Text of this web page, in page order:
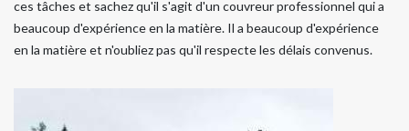
ces tâches et sachez qu'il s'agit d'un couvreur professionnel qui a
beaucoup d'expérience en la matière. Il a beaucoup d'expérience
en la matière et n'oubliez pas qu'il respecte les délais convenus.